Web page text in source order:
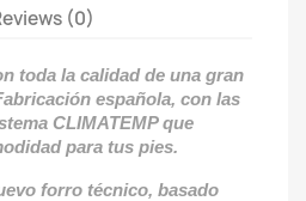
(0)
toda la calidad de una gran
española, con las
CLIMATEMP que
para tus pies.
forro técnico, basado